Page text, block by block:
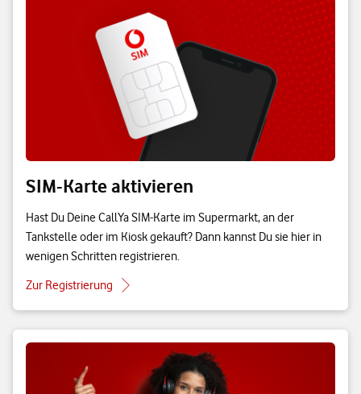
SIM-Karte aktivieren
Hast Du Deine CallYa SIM-Karte im Supermarkt, an der
Tankstelle oder im Kiosk gekauft? Dann kannst Du sie hier in
wenigen Schritten registrieren.
Zur Registrierung